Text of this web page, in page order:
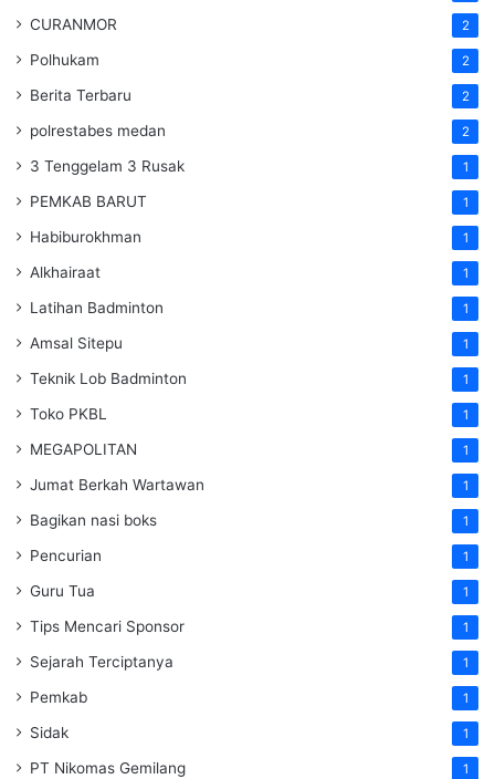
CURANMOR 2
Polhukam 2
Berita Terbaru 2
polrestabes medan 2
3 Tenggelam 3 Rusak 1
PEMKAB BARUT 1
Habiburokhman 1
Alkhairaat 1
Latihan Badminton 1
Amsal Sitepu 1
Teknik Lob Badminton 1
Toko PKBL 1
MEGAPOLITAN 1
Jumat Berkah Wartawan 1
Bagikan nasi boks 1
Pencurian 1
Guru Tua 1
Tips Mencari Sponsor 1
Sejarah Terciptanya 1
Pemkab 1
Sidak 1
PT Nikomas Gemilang 1